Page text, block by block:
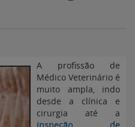
A profissão de
Médico Veterinário é
muito ampla, indo
desde a clínica e
cirurgia até a